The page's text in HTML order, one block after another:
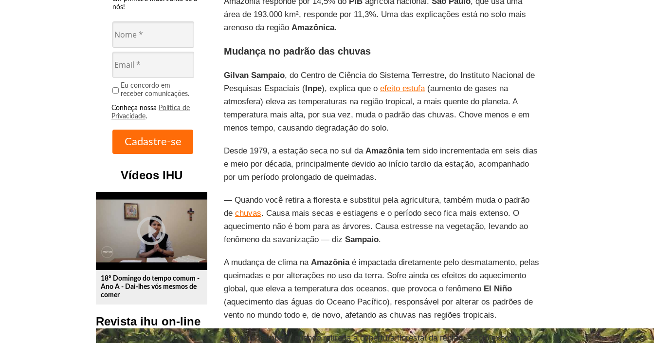
nós!
Eu concordo em
receber comunicações.
Conheça nossa Política de
Privacidade.
Vídeos IHU
play_circle_outline
18º Domingo do tempo comum -
Ano A - Dai-lhes vós mesmos de
comer
Revista ihu on-line
área de 193.000 km², responde por 11,3%. Uma das explicações está no solo mais
arenoso da região Amazônica.
Mudança no padrão das chuvas
Gilvan Sampaio, do Centro de Ciência do Sistema Terrestre, do Instituto Nacional de
Pesquisas Espaciais (Inpe), explica que o efeito estufa(aumento de gases na
atmosfera) eleva as temperaturas na região tropical, a mais quente do planeta. A
temperatura mais alta, por sua vez, muda o padrão das chuvas. Chove menos e em
menos tempo, causando degradação do solo.
Desde 1979, a estação seca no sul da Amazôniatem sido incrementada em seis dias
e meio por década, principalmente devido ao início tardio da estação, acompanhado
por um período prolongado de queimadas.
— Quando você retira a floresta e substitui pela agricultura, também muda o padrão
de chuvas. Causa mais secas e estiagens e o período seco fica mais extenso. O
aquecimento não é bom para as árvores. Causa estresse na vegetação, levando ao
fenômeno da savanização — diz Sampaio.
A mudança de clima na Amazôniaé impactada diretamente pelo desmatamento, pelas
queimadas e por alterações no uso da terra. Sofre ainda os efeitos do aquecimento
global, que eleva a temperatura dos oceanos, que provoca o fenômeno El Niño
(aquecimento das águas do Oceano Pacífico), responsável por alterar os padrões de
vento no mundo todo e, de novo, afetando as chuvas nas regiões tropicais.
Segundo Sampaio, quando retirada a cobertura florestal da região, o solo exposto ao